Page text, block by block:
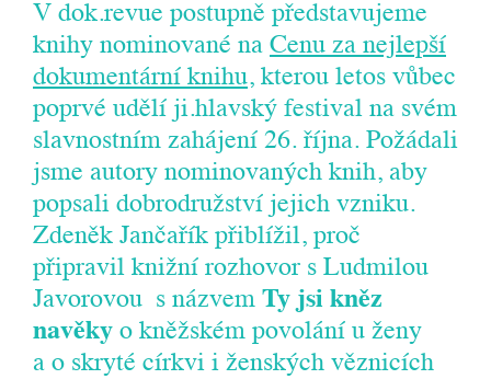
V dok.revue postupně představujeme
knihy nominované na Cenu za nejlepší
dokumentární knihu, kterou letos vůbec
poprvé udělí ji.hlavský festival na svém
slavnostním zahájení 26. října. Požádali
jsme autory nominovaných knih, aby
popsali dobrodružství jejich vzniku.
Zdeněk Jančařík přiblížil, proč
připravil knižní rozhovor s Ludmilou
Javorovou s názvem Ty jsi kněz
navěky o kněžském povolání u ženy
a o skryté církvi i ženských věznicích